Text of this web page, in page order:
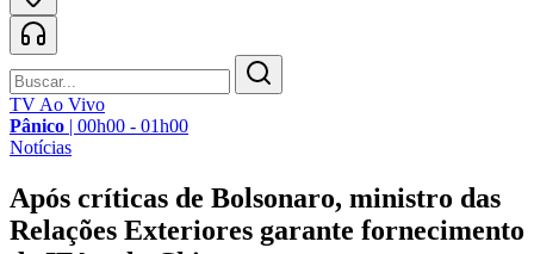
TV Ao Vivo
Pânico | 00h00 - 01h00
Notícias
Após críticas de Bolsonaro, ministro das
Relações Exteriores garante fornecimento